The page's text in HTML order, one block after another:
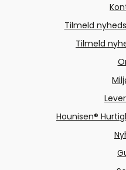
Tilmeld
Tilmeld
Hounisen®